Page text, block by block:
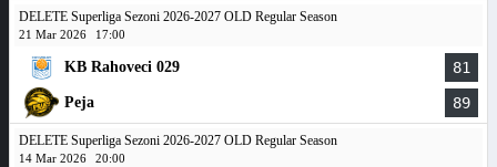
DELETE Superliga Sezoni 2026-2027 OLD Regular Season
21 Mar 2026 17:00
KB Rahoveci 029 81
Peja 89
DELETE Superliga Sezoni 2026-2027 OLD Regular Season
14 Mar 2026 20:00